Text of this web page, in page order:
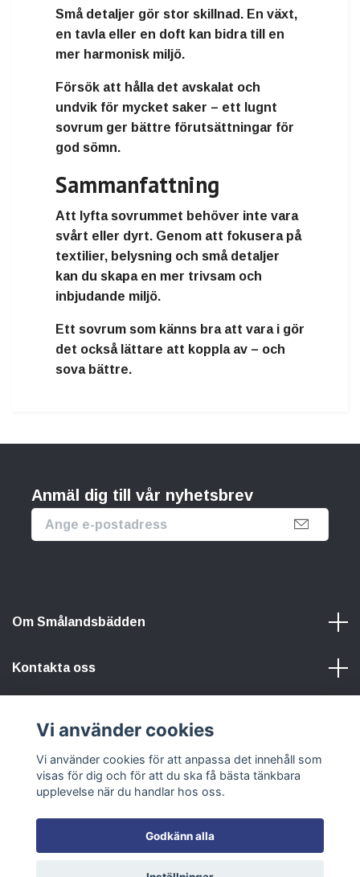
Små detaljer gör stor skillnad. En växt,
en tavla eller en doft kan bidra till en
mer harmonisk miljö.
Försök att hålla det avskalat och
undvik för mycket saker – ett lugnt
sovrum ger bättre förutsättningar för
god sömn.
Sammanfattning
Att lyfta sovrummet behöver inte vara
svårt eller dyrt. Genom att fokusera på
textilier, belysning och små detaljer
kan du skapa en mer trivsam och
inbjudande miljö.
Ett sovrum som känns bra att vara i gör
det också lättare att koppla av – och
sova bättre.
Anmäl dig till vår nyhetsbrev
Om Smålandsbädden
Kontakta oss
Sociala medier
© 2026 Smålandsbädden
Vi använder cookies
Vi använder cookies för att anpassa det innehåll som
visas för dig och för att du ska få bästa tänkbara
upplevelse när du handlar hos oss.
Godkänn alla